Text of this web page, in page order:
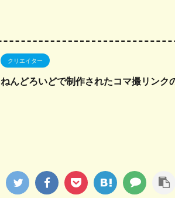
クリエイター
ねんどろいどで制作されたコマ撮リンク